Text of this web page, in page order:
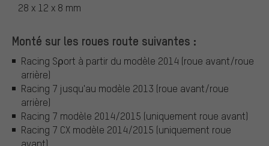
28 x 12 x 8 mm
Monté sur les roues route suivantes :
Racing Sρort à partir du modèle 2014 (roue avant/roue
arrière)
Racing 7 jusqu'au modèle 2013 (roue avant/roue
arrière)
Racing 7 modèle 2014/2015 (uniquement roue avant)
Racing 7 CX modèle 2014/2015 (uniquement roue
avant)